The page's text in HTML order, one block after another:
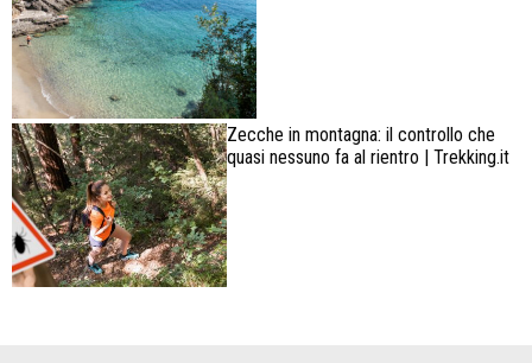
Zecche in montagna: il controllo che
quasi nessuno fa al rientro | Trekking.it